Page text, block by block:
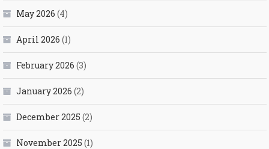
May 2026 (4)
April 2026 (1)
February 2026 (3)
January 2026 (2)
December 2025 (2)
November 2025 (1)